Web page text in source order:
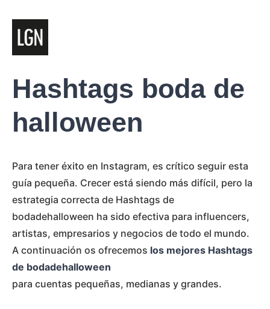
Hashtags boda de
halloween
Para tener éxito en Instagram, es crítico seguir esta
guía pequeña. Crecer está siendo más difícil, pero la
estrategia correcta de Hashtags de
bodadehalloween ha sido efectiva para influencers,
artistas, empresarios y negocios de todo el mundo.
A continuación os ofrecemos los mejores Hashtags
de bodadehalloween
para cuentas pequeñas, medianas y grandes.